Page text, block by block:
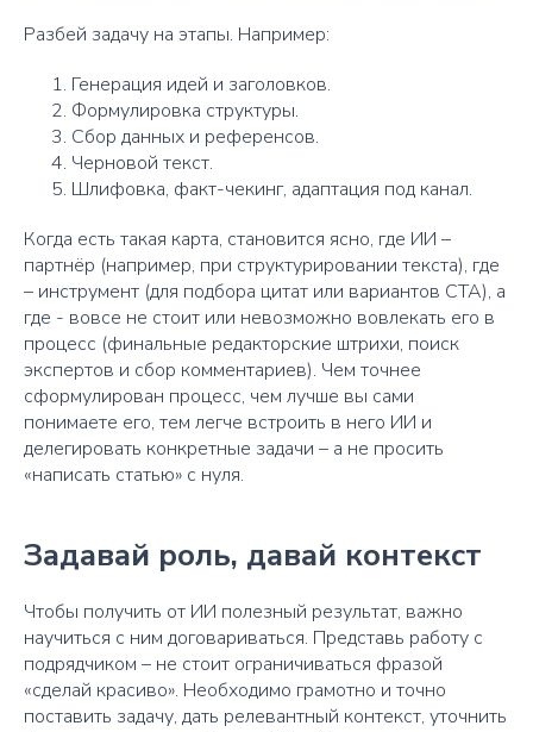
Разбей задачу на этапы. Например:
Генерация идей и заголовков.
Формулировка структуры.
Сбор данных и референсов.
Черновой текст.
Шлифовка, факт-чекинг, адаптация под канал.
Когда есть такая карта, становится ясно, где ИИ –
партнёр (например, при структурировании текста), где
– инструмент (для подбора цитат или вариантов CTA), а
где - вовсе не стоит или невозможно вовлекать его в
процесс (финальные редакторские штрихи, поиск
экспертов и сбор комментариев). Чем точнее
сформулирован процесс, чем лучше вы сами
понимаете его, тем легче встроить в него ИИ и
делегировать конкретные задачи – а не просить
«написать статью» с нуля.
Задавай роль, давай контекст
Чтобы получить от ИИ полезный результат, важно
научиться с ним договариваться. Представь работу с
подрядчиком – не стоит ограничиваться фразой
«сделай красиво». Необходимо грамотно и точно
поставить задачу, дать релевантный контекст, уточнить